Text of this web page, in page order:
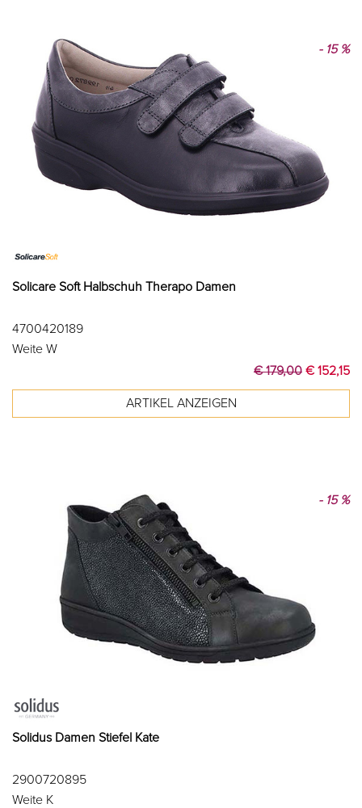
Solicare Soft Halbschuh Therapo Damen
4700420189
Weite W
€ 179,00 € 152,15
- 15 %
Solidus Damen Stiefel Kate
2900720895
Weite K
- 15 %